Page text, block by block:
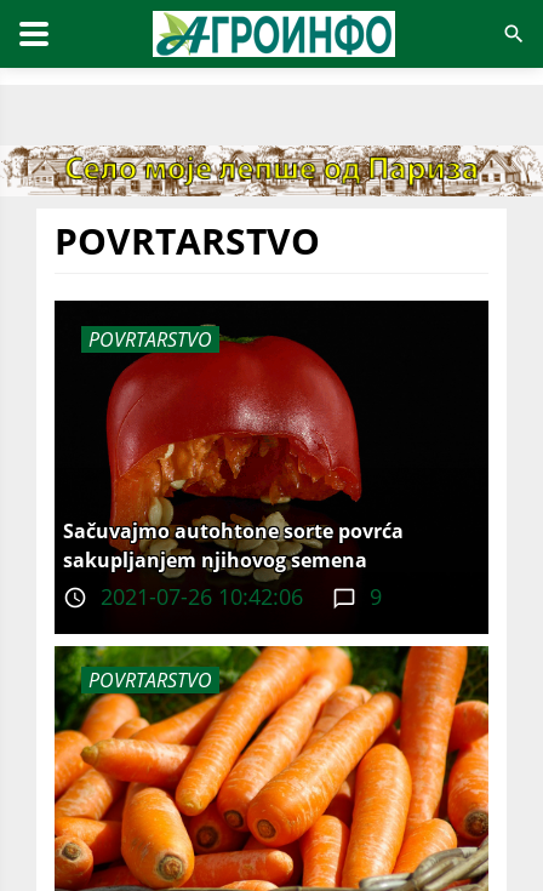
POVRTARSTVO
POVRTARSTVO
Sačuvajmo autohtone sorte povrća
sakupljanjem njihovog semena
2021-07-26 10:42:06 9
POVRTARSTVO